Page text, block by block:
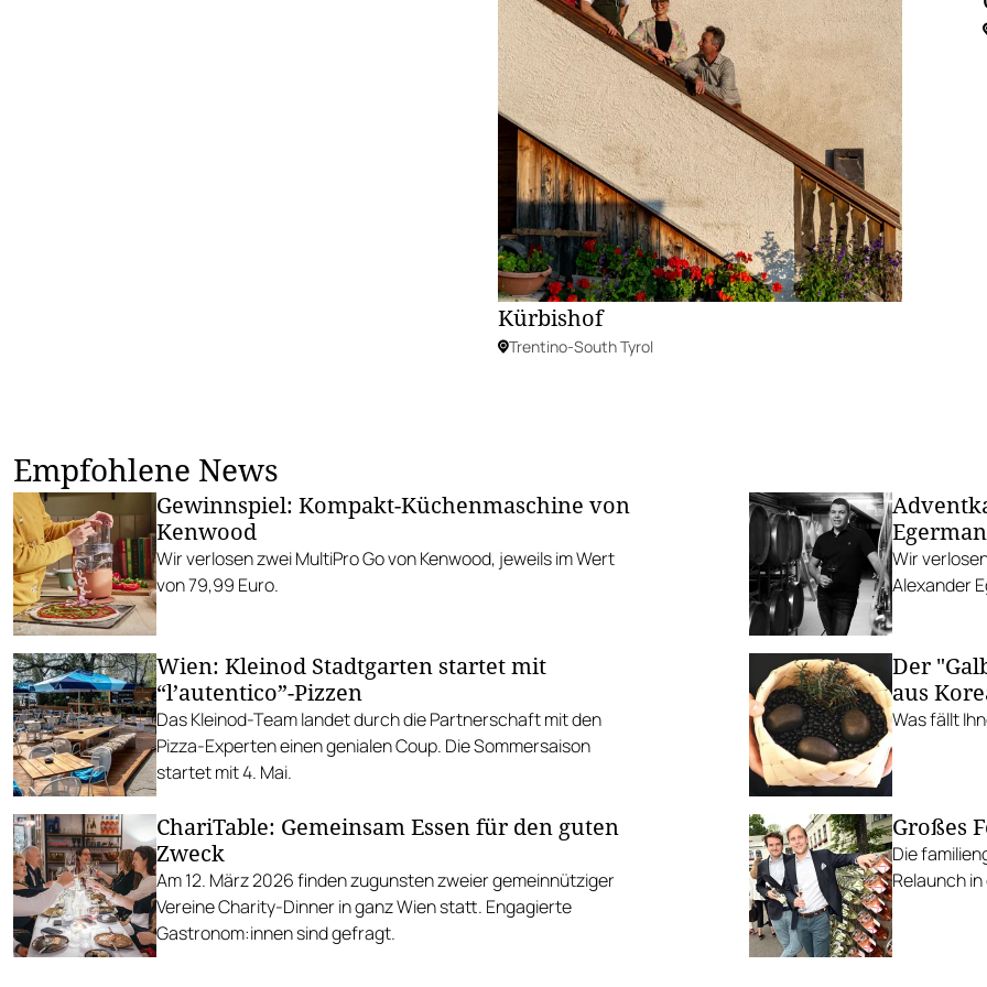
Kürbishof
Trentino-South Tyrol
Empfohlene News
Gewinnspiel: Kompakt-Küchenmaschine von
Kenwood
Wir verlosen zwei MultiPro Go von Kenwood, jeweils im Wert
von 79,99 Euro.
Wir
Alexander
Wien: Kleinod Stadtgarten startet mit
“l’autentico”-Pizzen
Das Kleinod-Team landet durch die Partnerschaft mit den
Pizza-Experten einen genialen Coup. Die Sommersaison
startet mit 4. Mai.
Der
aus
Was fällt
ChariTable: Gemeinsam Essen für den guten
Zweck
Am 12. März 2026 finden zugunsten zweier gemeinnütziger
Vereine Charity-Dinner in ganz Wien statt. Engagierte
Gastronom:innen sind gefragt.
Großes
Die
Relaunch